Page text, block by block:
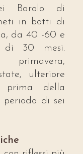
Barolo di
in botti di
da 40 -60 e
30 mesi.
ulteriore
prima della
periodo di sei